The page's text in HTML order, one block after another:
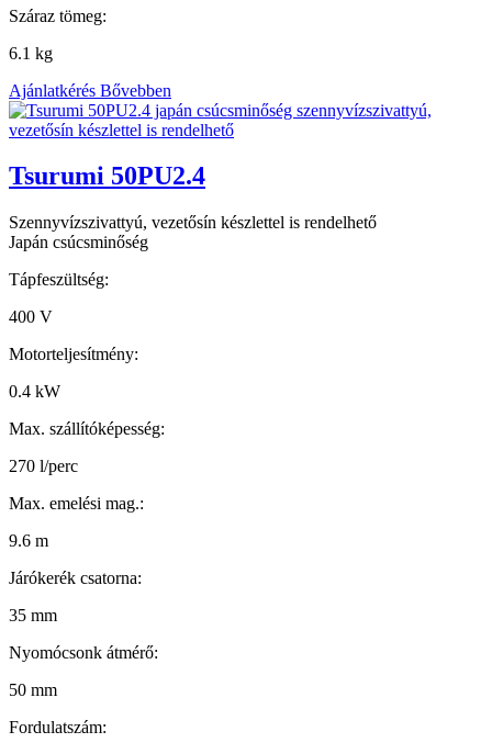
Száraz tömeg:
6.1 kg
Ajánlatkérés Bővebben
Tsurumi 50PU2.4
Szennyvízszivattyú, vezetősín készlettel is rendelhető
Japán csúcsminőség
Tápfeszültség:
400 V
Motorteljesítmény:
0.4 kW
Max. szállítóképesség:
270 l/perc
Max. emelési mag.:
9.6 m
Járókerék csatorna:
35 mm
Nyomócsonk átmérő:
50 mm
Fordulatszám: